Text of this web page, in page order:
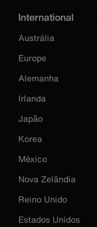
International
Austrália
Europe
Alemanha
Irlanda
Japão
Korea
México
Nova Zelândia
Reino Unido
Estados Unidos